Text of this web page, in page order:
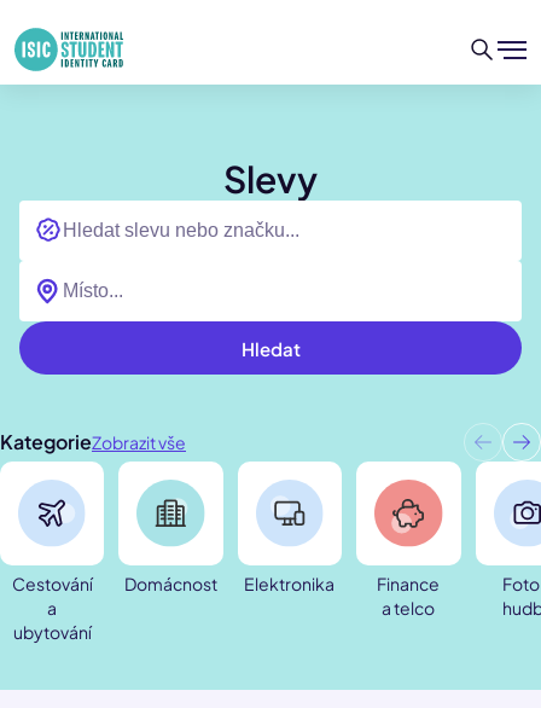
Slevy
Hledat
KategorieZobrazit vše
Cestování
a
ubytování
Domácnost Elektronika
Finance
a telco